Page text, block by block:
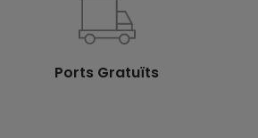
Ports Gratuïts